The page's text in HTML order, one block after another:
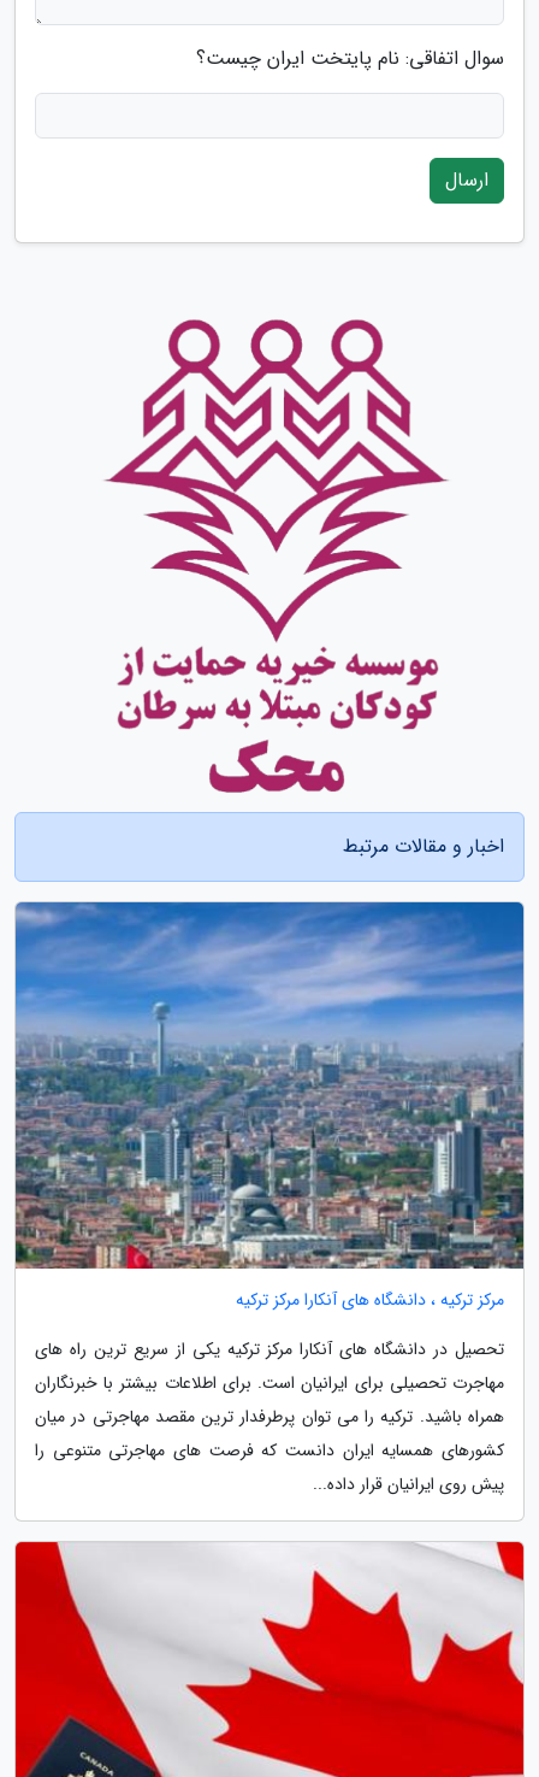
سوال اتفاقی: نام پایتخت ایران چیست؟
ارسال
اخبار و مقالات مرتبط
مرکز ترکیه ، دانشگاه های آنکارا مرکز ترکیه
تحصیل در دانشگاه های آنکارا مرکز ترکیه یکی از سریع ترین راه های
مهاجرت تحصیلی برای ایرانیان است. برای اطلاعات بیشتر با خبرنگاران
همراه باشید. ترکیه را می توان پرطرفدار ترین مقصد مهاجرتی در میان
کشورهای همسایه ایران دانست که فرصت های مهاجرتی متنوعی را
پیش روی ایرانیان قرار داده...